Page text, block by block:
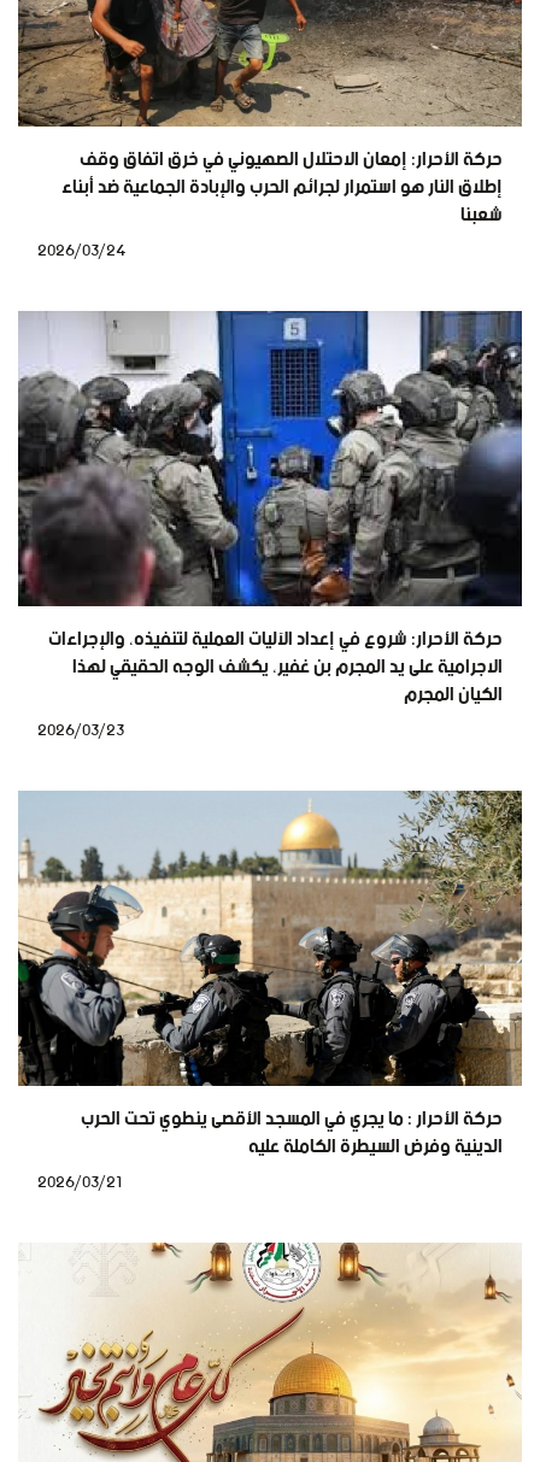
حركة الأحرار: إمعان الاحتلال الصهيوني في خرق اتفاق وقف
إطلاق النار هو استمرار لجرائم الحرب والإبادة الجماعية ضد أبناء
شعبنا
حركة الأحرار: شروع في إعداد الآليات العملية لتنفيذه، والإجراءات
الاجرامية على يد المجرم بن غفير، يكشف الوجه الحقيقي لهذا
الكيان المجرم
حركة الأحرار : ما يجري في المسجد الأقصى ينطوي تحت الحرب
الدينية وفرض السيطرة الكاملة عليه